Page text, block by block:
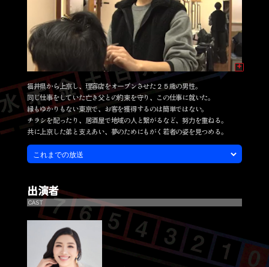
福井県から上京し、理容店をオープンさせた２５歳の男性。
同じ仕事をしていた亡き父との約束を守り、この仕事に就いた。
縁もゆかりもない東京で、お客を獲得するのは簡単ではない。
チラシを配ったり、居酒屋で地域の人と繋がるなど、努力を重ねる。
共に上京した弟と支えあい、夢のためにもがく若者の姿を見つめる。
出演者
CAST